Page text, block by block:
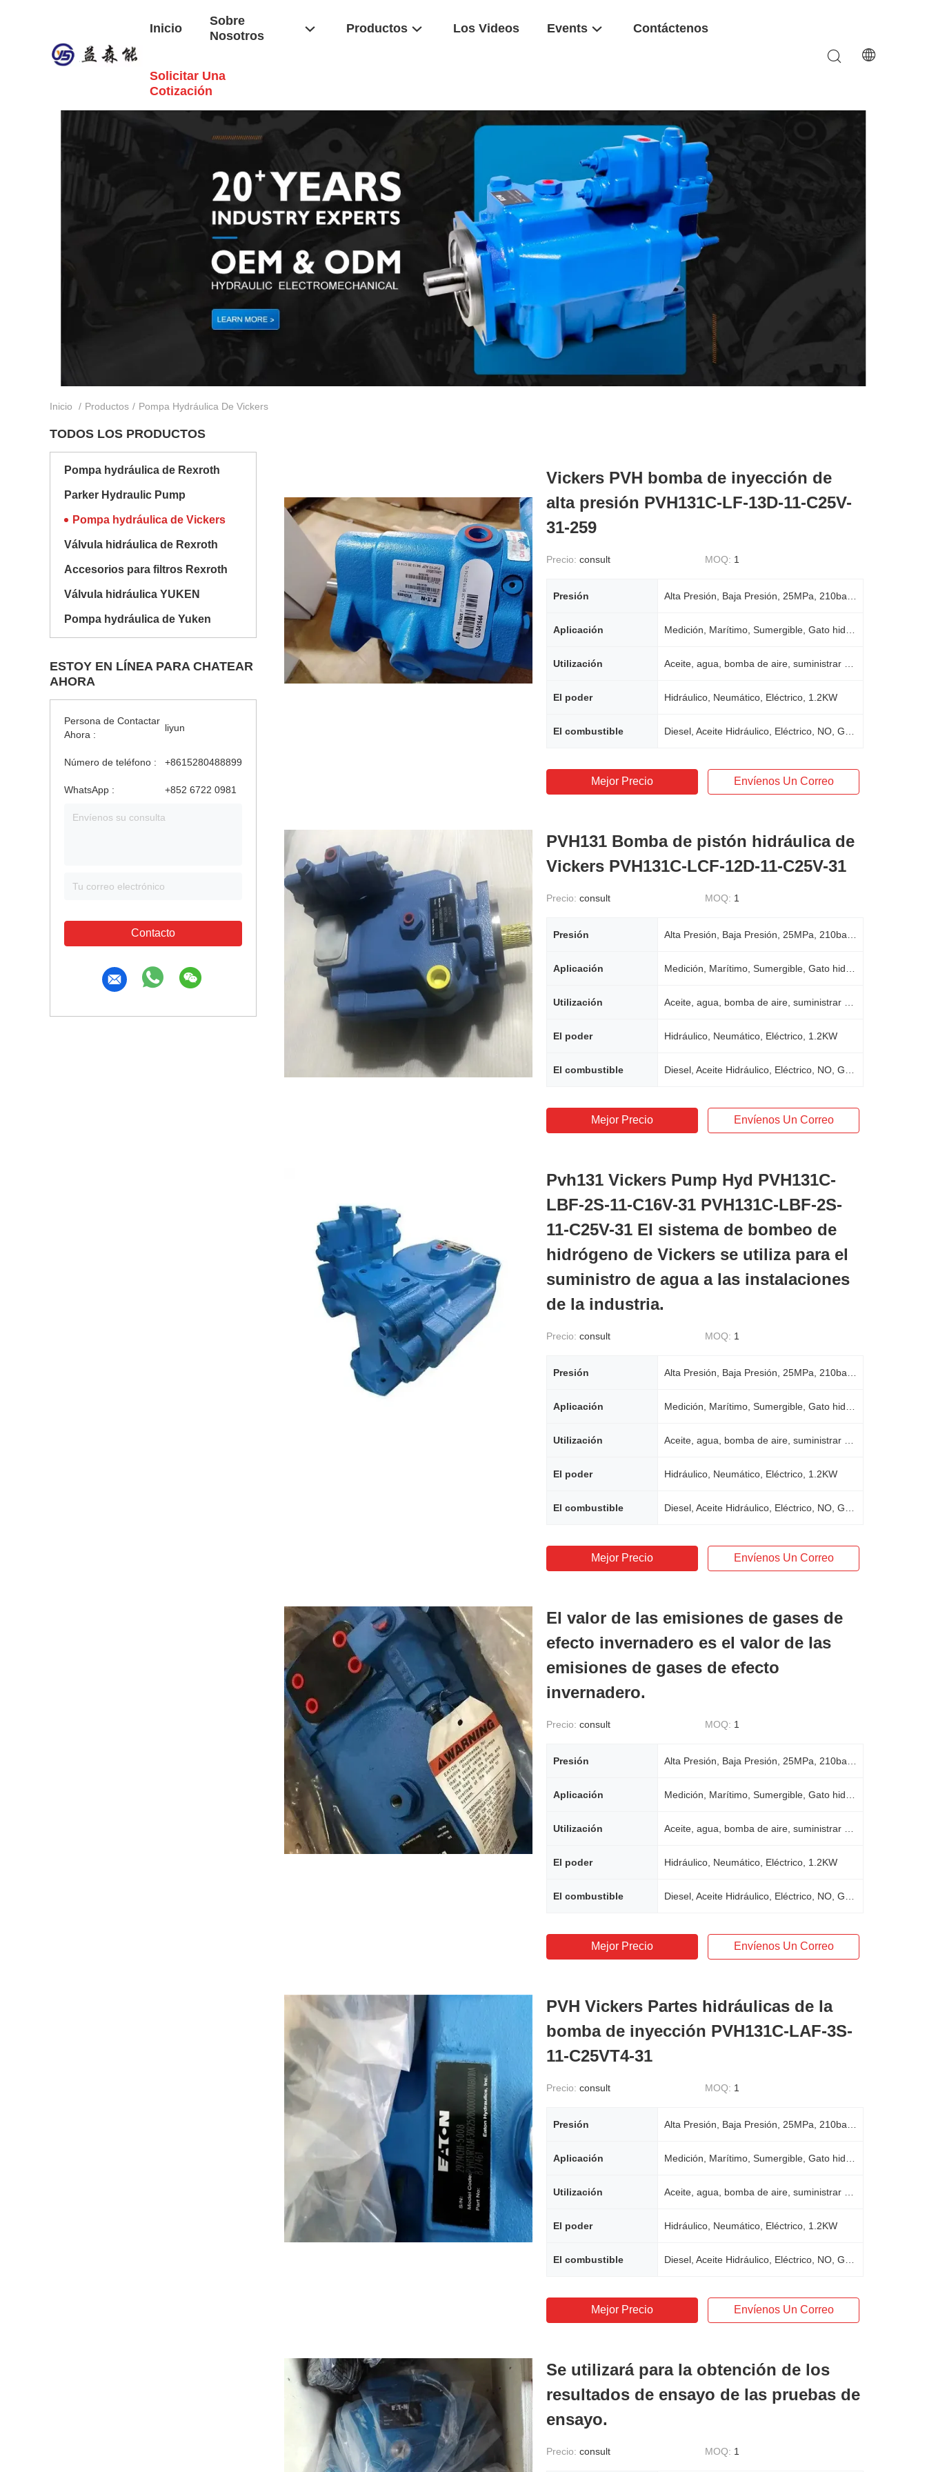
Inicio
Sobre
Nosotros
Productos Los Videos Events Contáctenos
Solicitar Una
Cotización
Inicio / Productos / Pompa Hydráulica De Vickers
TODOS LOS PRODUCTOS
Pompa hydráulica de Rexroth
Parker Hydraulic Pump
Pompa hydráulica de Vickers
Válvula hidráulica de Rexroth
Accesorios para filtros Rexroth
Válvula hidráulica YUKEN
Pompa hydráulica de Yuken
ESTOY EN LÍNEA PARA CHATEAR
AHORA
Persona de Contactar
Ahora :
liyun
Número de teléfono : +8615280488899
WhatsApp : +‪852 6722 0981‬
Contacto
Vickers PVH bomba de inyección de
alta presión PVH131C-LF-13D-11-C25V-
31-259
Precio: consult MOQ: 1
Presión
Aplicación
Utilización
El poder Hidráulico, Neumático, Eléctrico, 1.2KW
El combustible
Mejor Precio Envíenos Un Correo
PVH131 Bomba de pistón hidráulica de
Vickers PVH131C-LCF-12D-11-C25V-31
Precio: consult MOQ: 1
Presión
Aplicación
Utilización
El poder Hidráulico, Neumático, Eléctrico, 1.2KW
El combustible
Mejor Precio Envíenos Un Correo
Pvh131 Vickers Pump Hyd PVH131C-
LBF-2S-11-C16V-31 PVH131C-LBF-2S-
11-C25V-31 El sistema de bombeo de
hidrógeno de Vickers se utiliza para el
suministro de agua a las instalaciones
de la industria.
Precio: consult MOQ: 1
Presión
Aplicación
Utilización
El poder Hidráulico, Neumático, Eléctrico, 1.2KW
El combustible
Mejor Precio Envíenos Un Correo
El valor de las emisiones de gases de
efecto invernadero es el valor de las
emisiones de gases de efecto
invernadero.
Precio: consult MOQ: 1
Presión
Aplicación
Utilización
El poder Hidráulico, Neumático, Eléctrico, 1.2KW
El combustible
Mejor Precio Envíenos Un Correo
PVH Vickers Partes hidráulicas de la
bomba de inyección PVH131C-LAF-3S-
11-C25VT4-31
Precio: consult MOQ: 1
Presión
Aplicación
Utilización
El poder Hidráulico, Neumático, Eléctrico, 1.2KW
El combustible
Mejor Precio Envíenos Un Correo
Se utilizará para la obtención de los
resultados de ensayo de las pruebas de
ensayo.
Precio: consult MOQ: 1